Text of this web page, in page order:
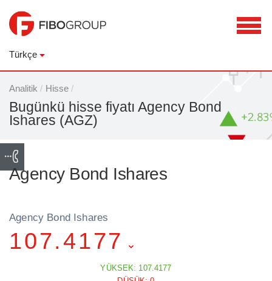
Türkçe
Analitik / Hisse /
Bugünkü hisse fiyatı Agency Bond
Ishares (AGZ)
Agency Bond Ishares
Agency Bond Ishares
107.4177
YÜKSEK: 107.4177